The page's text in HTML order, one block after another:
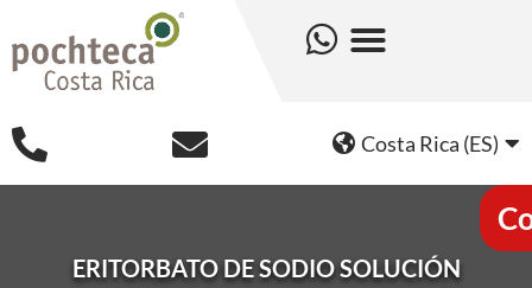
Costa Rica (ES)
ERITORBATO DE SODIO SOLUCIÓN